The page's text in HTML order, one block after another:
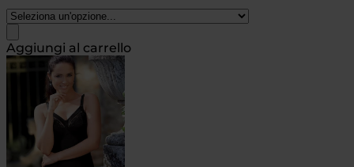
Aggiungi al carrello